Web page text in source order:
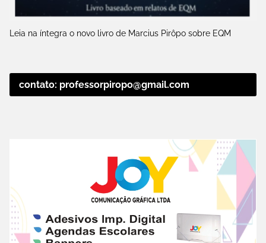
Leia na íntegra o novo livro de Marcius Pirôpo sobre EQM
contato: professorpiropo@gmail.com